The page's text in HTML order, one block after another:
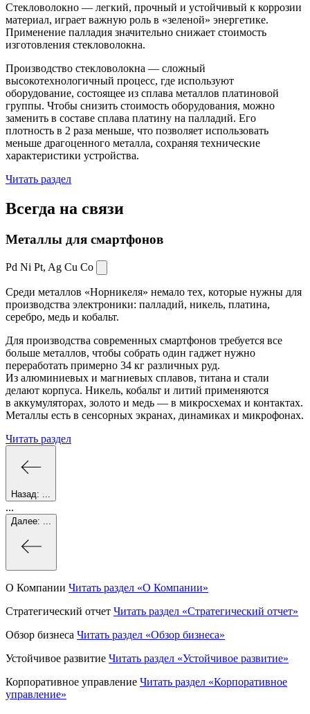
Стекловолокно — легкий, прочный и устойчивый к коррозии
материал, играет важную роль в «зеленой» энергетике.
Применение палладия значительно снижает стоимость
изготовления стекловолокна.
Производство стекловолокна — сложный
высокотехнологичный процесс, где используют
оборудование, состоящее из сплава металлов платиновой
группы. Чтобы снизить стоимость оборудования, можно
заменить в составе сплава платину на палладий. Его
плотность в 2 раза меньше, что позволяет использовать
меньше драгоценного металла, сохраняя технические
характеристики устройства.
Читать раздел
Всегда на связи
Металлы для смартфонов
Pd Ni Pt, Ag Cu Co
Среди металлов «Норникеля» немало тех, которые нужны для
производства электроники: палладий, никель, платина,
серебро, медь и кобальт.
Для производства современных смартфонов требуется все
больше металлов, чтобы собрать один гаджет нужно
переработать примерно 34 кг различных руд.
Из алюминиевых и магниевых сплавов, титана и стали
делают корпуса. Никель, кобальт и литий применяются
в аккумуляторах, золото и медь — в микросхемах и контактах.
Металлы есть в сенсорных экранах, динамиках и микрофонах.
Читать раздел
Назад:
...
Далее:
О Компании Читать раздел «О Компании»
Стратегический отчет Читать раздел «Стратегический отчет»
Обзор бизнеса Читать раздел «Обзор бизнеса»
Устойчивое развитие Читать раздел «Устойчивое развитие»
Корпоративное управление Читать раздел «Корпоративное
управление»